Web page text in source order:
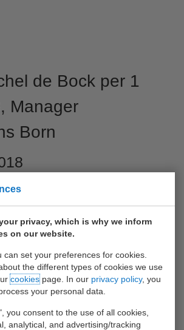
privacy, which is why we inform
on our website.
can set your preferences for cookies.
the different types of cookies we use
cookiespage. In our privacy policy, you
your personal data.
you consent to the use of all cookies,
analytical, and advertising/tracking
de Bock per 1
Manager
Born
zijn blij u mede te delen dat met ingang